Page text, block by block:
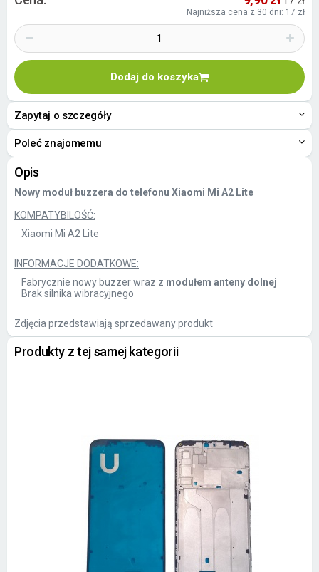
Najniższa cena z 30 dni: 17 zł
Dodaj do koszyka
Zapytaj o szczegóły
Poleć znajomemu
Opis
Nowy moduł buzzera do telefonu Xiaomi Mi A2 Lite
KOMPATYBILOŚĆ:
Xiaomi Mi A2 Lite
INFORMACJE DODATKOWE:
Fabrycznie nowy buzzer wraz z modułem anteny dolnej
Brak silnika wibracyjnego
Zdjęcia przedstawiają sprzedawany produkt
Produkty z tej samej kategorii